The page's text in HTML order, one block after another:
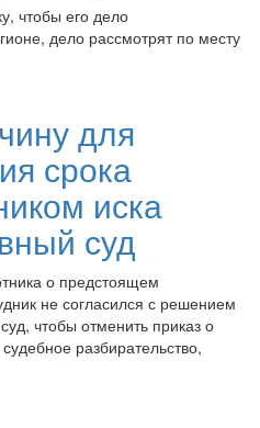
чтобы его дело
дело рассмотрят по месту
для
срока
иска
суд
о предстоящем
не согласился с решением
чтобы отменить приказ о
разбирательство,